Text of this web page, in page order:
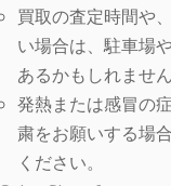
買取の査定時間や
い場合は、駐車場
あるかもしれませ
発熱または感冒の
粛をお願いする場
ください。